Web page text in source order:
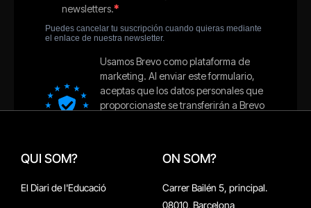
QUI SOM?
El Diari de l'Educació
ON SOM?
Carrer Bailén 5, principal.
08010, Barcelona